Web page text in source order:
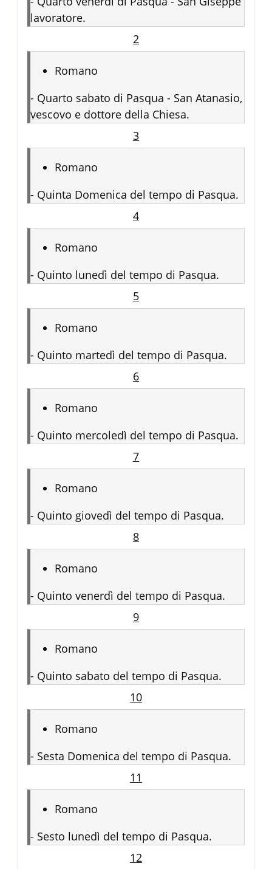
lavoratore.
2
Romano
- Quarto sabato di Pasqua - San Atanasio,
vescovo e dottore della Chiesa.
3
Romano
- Quinta Domenica del tempo di Pasqua.
4
Romano
- Quinto lunedì del tempo di Pasqua.
5
Romano
- Quinto martedì del tempo di Pasqua.
6
Romano
- Quinto mercoledì del tempo di Pasqua.
7
Romano
- Quinto giovedì del tempo di Pasqua.
8
Romano
- Quinto venerdì del tempo di Pasqua.
9
Romano
- Quinto sabato del tempo di Pasqua.
10
Romano
- Sesta Domenica del tempo di Pasqua.
11
Romano
- Sesto lunedì del tempo di Pasqua.
12